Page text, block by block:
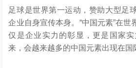
足球是世界第一运动，赞助大型足
企业自身宣传本身。“中国元素”在世
仅是企业实力的彰显，更是国家
来，会越来越多的中国元素出现在国